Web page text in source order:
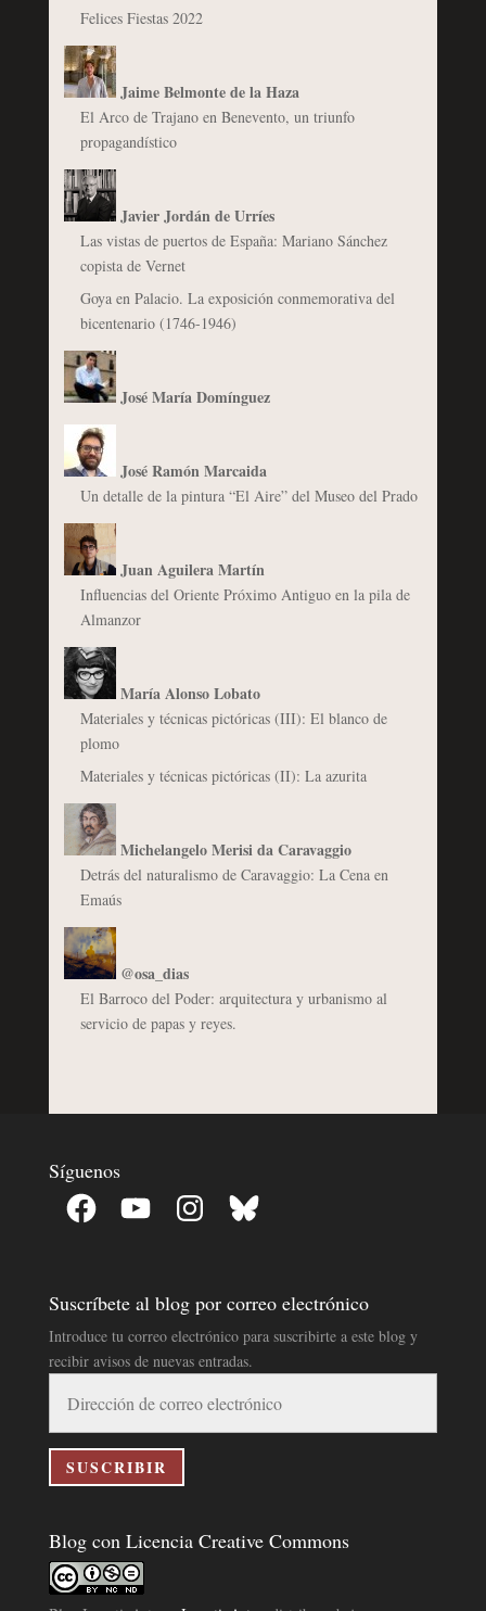
Felices Fiestas 2022
Jaime Belmonte de la Haza
El Arco de Trajano en Benevento, un triunfo
propagandístico
Javier Jordán de Urríes
Las vistas de puertos de España: Mariano Sánchez
copista de Vernet
Goya en Palacio. La exposición conmemorativa del
bicentenario (1746-1946)
José María Domínguez
José Ramón Marcaida
Un detalle de la pintura “El Aire” del Museo del Prado
Juan Aguilera Martín
Influencias del Oriente Próximo Antiguo en la pila de
Almanzor
María Alonso Lobato
Materiales y técnicas pictóricas (III): El blanco de
plomo
Materiales y técnicas pictóricas (II): La azurita
Michelangelo Merisi da Caravaggio
Detrás del naturalismo de Caravaggio: La Cena en
Emaús
@osa_dias
El Barroco del Poder: arquitectura y urbanismo al
servicio de papas y reyes.
Síguenos
Facebook YouTube InstagramBluesky
Suscríbete al blog por correo electrónico
Introduce tu correo electrónico para suscribirte a este blog y
recibir avisos de nuevas entradas.
correo
electrónico
SUSCRIBIR
Blog con Licencia Creative Commons